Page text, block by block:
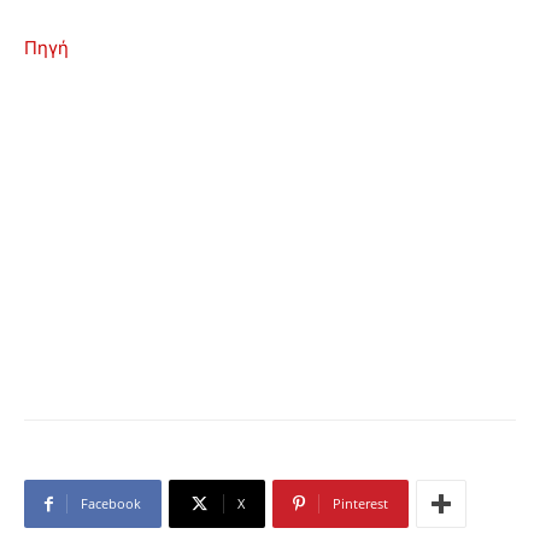
Πηγή
Facebook X Pinterest